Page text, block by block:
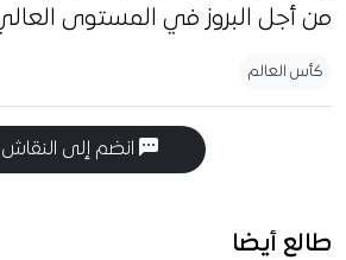
من أجل البروز في المستوى
كأس العالم
انضم إلى النقاش
طالع أيضا